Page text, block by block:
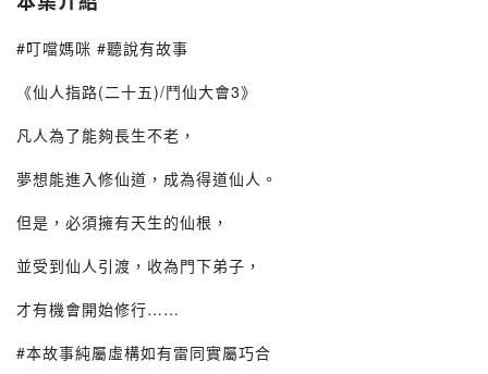
#叮噹媽咪 #聽說有故事
《仙人指路(二十五)/鬥仙大會3》
凡人為了能夠長生不老，
夢想能進入修仙道，成為得道仙人。
但是，必須擁有天生的仙根，
並受到仙人引渡，收為門下弟子，
才有機會開始修行……
#本故事純屬虛構如有雷同實屬巧合